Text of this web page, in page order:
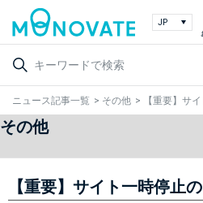
ニュース記事一覧 > その他 > 【重要】サ
その他
【重要】サイト一時停止